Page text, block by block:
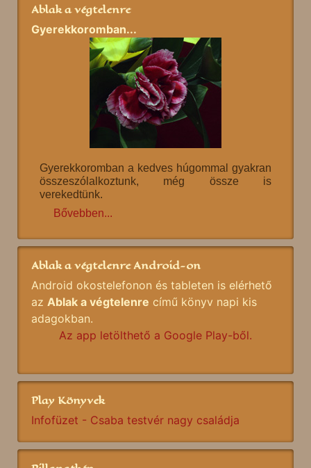
Ablak a végtelenre
Gyerekkoromban...
Gyerekkoromban a kedves húgommal gyakran
összeszólalkoztunk, még össze is
verekedtünk.
Bővebben...
Ablak a végtelenre Android-on
Android okostelefonon és tableten is elérhető
az Ablak a végtelenre című könyv napi kis
adagokban.
Az app letölthető a Google Play-ből.
Play Könyvek
Infofüzet - Csaba testvér nagy családja